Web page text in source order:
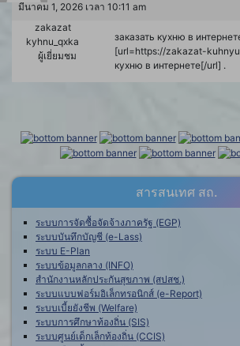
มีนาคม 1, 2026 เวลา 10:11 am
zakazat
kyhnu_qxka
ผู้เยี่ยมชม
заказать кухню в
[url=https://zakazat-
кухню в интернете[/url] .
สารสนเทศ สถ.
ระบบการจัดซื้อจัดจ้างภาครัฐ (EGP)
ระบบบันทึกบัญชี (e-Lass)
ระบบ E-Plan
ระบบข้อมูลกลาง (INFO)
สำนักงานหลักประกันสุขภาพ (สปสช.)
ระบบแบบฟอร์มอิเล็กทรอนิกส์ (e-Report)
ระบบเบี้ยยังชีพ (Welfare)
ระบบการศึกษาท้องถิ่น (SIS)
ระบบศูนย์เด็กเล็กท้องถิ่น (CCIS)